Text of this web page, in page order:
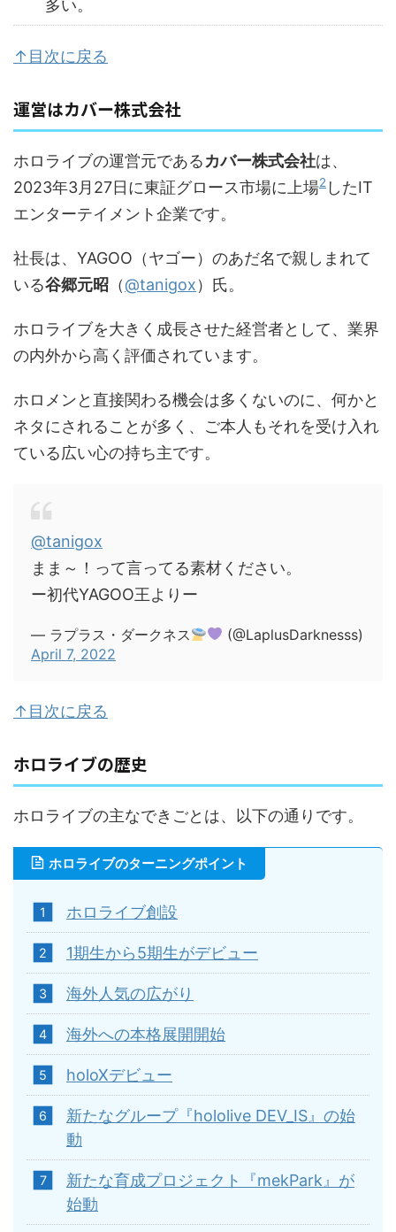
多い。
↑目次に戻る
運営はカバー株式会社
ホロライブの運営元であるカバー株式会社は、
2023年3月27日に東証グロース市場に上場2 したIT
エンターテイメント企業です。
社長は、YAGOO（ヤゴー）のあだ名で親しまれて
いる谷郷元昭 （@tanigox）氏。
ホロライブを大きく成長させた経営者として、業界
の内外から高く評価されています。
ホロメンと直接関わる機会は多くないのに、何かと
ネタにされることが多く、ご本人もそれを受け入れ
ている広い心の持ち主です。
@tanigox
まま～！って言ってる素材ください。
ー初代YAGOO王よりー
— ラプラス・ダークネス
(@LaplusDarknesss)
April 7, 2022
↑目次に戻る
ホロライブの歴史
ホロライブの主なできごとは、以下の通りです。
ホロライブのターニングポイント
ホロライブ創設
1期生から5期生がデビュー
海外人気の広がり
海外への本格展開開始
holoXデビュー
新たなグループ『hololive DEV_IS』の始
動
新たな育成プロジェクト『mekPark』が
始動